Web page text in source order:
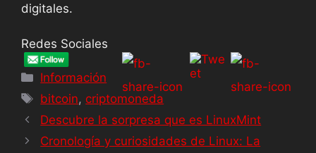
digitales.
Redes Sociales
Información
bitcoin, criptomoneda
Descubre la sorpresa que es LinuxMint
Cronología y curiosidades de Linux: La